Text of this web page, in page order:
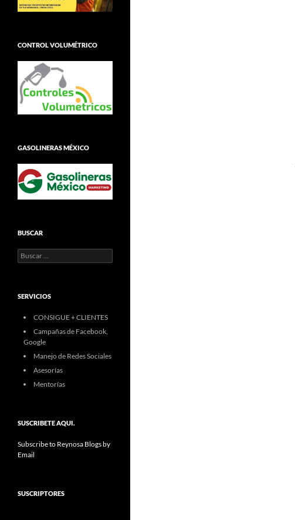
CONTROL VOLUMÉTRICO
GASOLINERAS MÉXICO
BUSCAR
Buscar:
SERVICIOS
CONSIGUE + CLIENTES
Campañas de Facebook,
Google
Manejo de Redes Sociales
Asesorías
Mentorías
SUSCRIBETE AQUI.
Subscribe to Reynosa Blogs by
Email
SUSCRIPTORES